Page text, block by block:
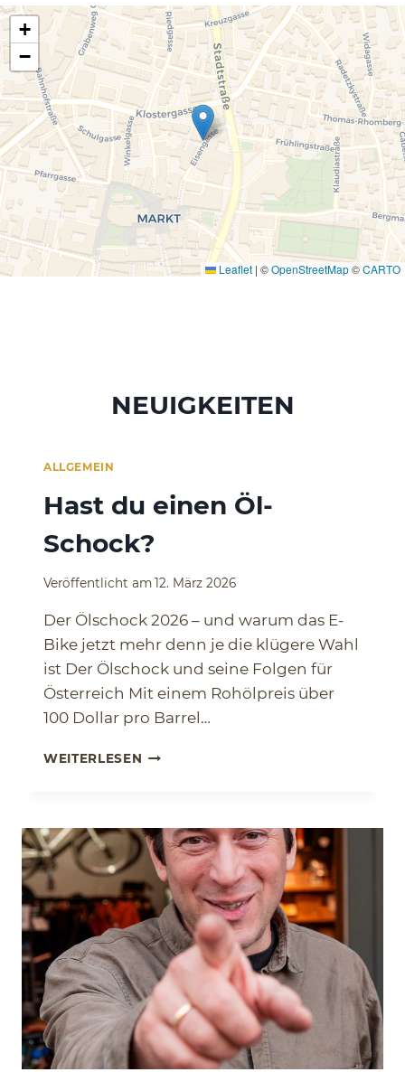
+
−
Leaflet | ©OpenStreetMap©CARTO
NEUIGKEITEN
ALLGEMEIN
Hast du einen Öl-
Schock?
Veröffentlicht am12. März 2026
Der Ölschock 2026 – und warum das E-
Bike jetzt mehr denn je die klügere Wahl
ist Der Ölschock und seine Folgen für
Österreich Mit einem Rohölpreis über
100 Dollar pro Barrel…
WEITERLESEN H
D
U
I
N
E
N
Ö
L
-
S
C
H